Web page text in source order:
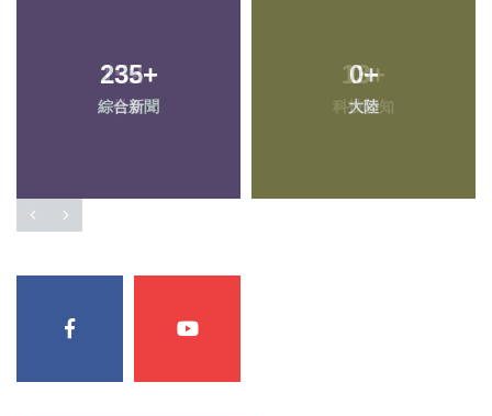
235+
綜合新聞
0+
大陸